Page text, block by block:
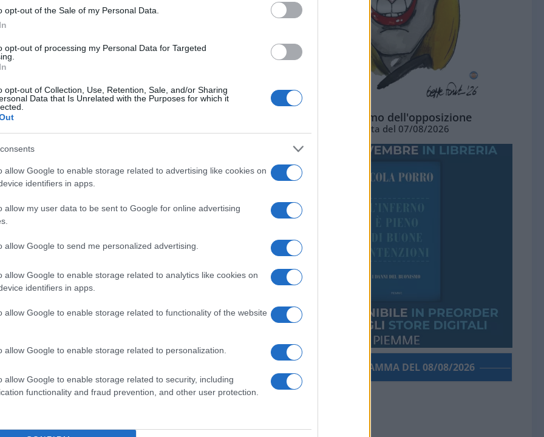
opt-out of the Sale of my Personal Data.
opt-out of processing my Personal Data for Targeted
opt-out of Collection, Use, Retention, Sale, and/or Sharing
Data that Is Unrelated with the Purposes for which it
allow Google to enable storage related to advertising like cookies on
identifiers in apps.
allow my user data to be sent to Google for online advertising
allow Google to send me personalized advertising.
allow Google to enable storage related to analytics like cookies on
identifiers in apps.
allow Google to enable storage related to functionality of the website
allow Google to enable storage related to personalization.
allow Google to enable storage related to security, including
functionality and fraud prevention, and other user protection.
ha avvallato iniziative simili. E adesso
Stato, costringendo così gli italiani
del ricordo. La data immaginata è
ricorre il lutto nazionale per il
al vicerè Rodolfo Graziani.
noi eravamo i colonizzatori e loro i
Libia e della Somalia. Loro hanno
e della loro autodeterminazione.
a chi voleva piegarli a regole
questa giornata è un modo per
per la libertà e l’indipendenza”.
su “omicidi di massa, sull’uso di
Tutta un’altra storia, assicura Boldrini.
per la particolare efferatezza del
dedicato al generale Graziani, “che
alcuni eccidi”, spiega Boldrini, “è
di Salò e insieme ai nazisti
vorrebbe che sotto il monumento
Il presidente dell’Anpi invece ritiene che
stampa,
L'ottimismo dell'opposizione
Vignetta del 07/08/2026
PORROGRAMMA DEL 08/08/2026